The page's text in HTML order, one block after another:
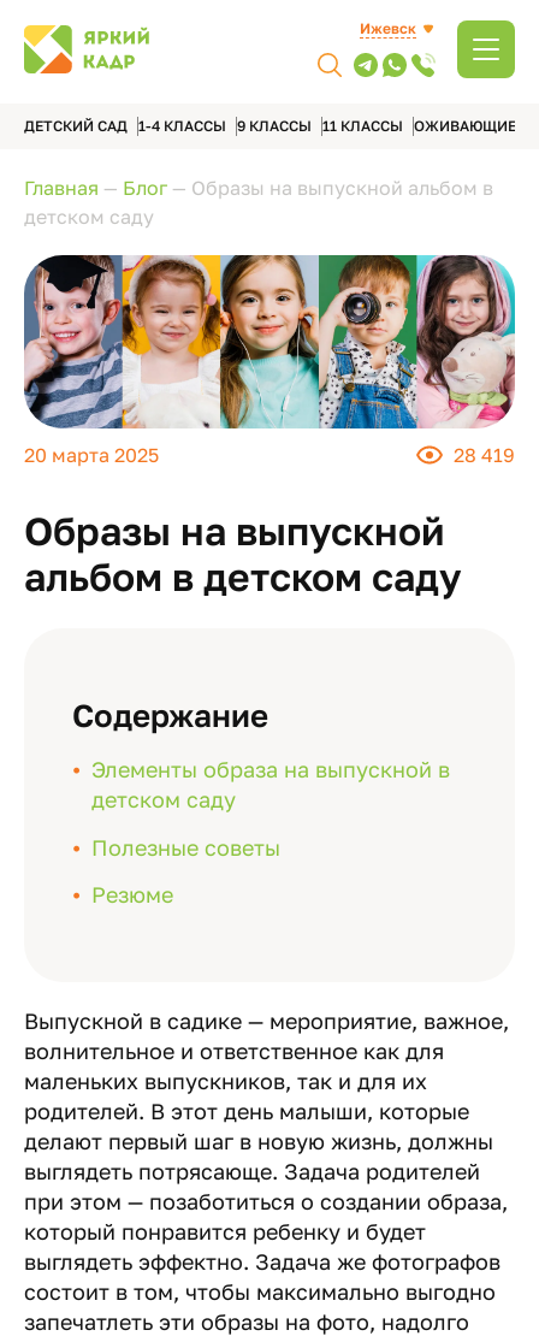
Ижевск
ДЕТСКИЙ САД 1-4 КЛАССЫ 9 КЛАССЫ 11 КЛАССЫ ОЖИВАЮЩИЕ
Главная — Блог — Образы на выпускной альбом в
детском саду
20 марта 2025 28 419
Образы на выпускной
альбом в детском саду
Содержание
Элементы образа на выпускной в
детском саду
Полезные советы
Резюме
Выпускной в садике — мероприятие, важное,
волнительное и ответственное как для
маленьких выпускников, так и для их
родителей. В этот день малыши, которые
делают первый шаг в новую жизнь, должны
выглядеть потрясающе. Задача родителей
при этом — позаботиться о создании образа,
который понравится ребенку и будет
выглядеть эффектно. Задача же фотографов
состоит в том, чтобы максимально выгодно
запечатлеть эти образы на фото, надолго